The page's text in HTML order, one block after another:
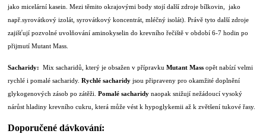
jako micelární kasein. Mezi těmito okrajovými body stojí další zdroje bílkovin, jako
např.syrovátkový izolát, syrovátkový koncentrát, mléčný isolát). Právě tyto další zdroje
zajišťují pozvolné uvolňování aminokyselin do krevního řečiště v období 6-7 hodin po
přijmutí Mutant Mass.
Sacharidy: Mix sacharidů, který je obsažen v přípravkuMutant Mass opět nabízí velmi
rychlé i pomalé sacharidy.Rychlé sacharidy jsou připraveny pro okamžité doplnění
glykogenových zásob po zátěži.Pomalé sacharidy naopak snižují nežádoucí vysoký
nárůst hladiny krevního cukru, která může vést k hypoglykemii až k zvětšení tukové řasy.
Doporučené dávkování: